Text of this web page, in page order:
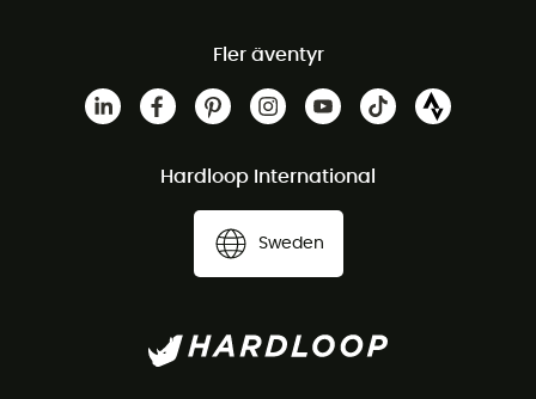
Fler äventyr
Hardloop International
Sweden